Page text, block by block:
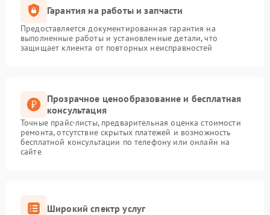
Гарантия на работы и запчасти
Предоставляется документированная гарантия на
выполненные работы и установленные детали, что
защищает клиента от повторных неисправностей
Прозрачное ценообразование и бесплатная
консультация
Точные прайс-листы, предварительная оценка стоимости
ремонта, отсутствие скрытых платежей и возможность
бесплатной консультации по телефону или онлайн на
сайте
Широкий спектр услуг